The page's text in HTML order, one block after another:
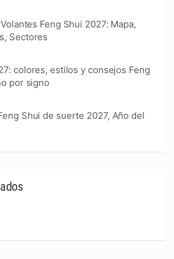
Feng Shui 2027: Mapa,
Sectores
colores, estilos y consejos Feng
por signo
Shui de suerte 2027, Año del